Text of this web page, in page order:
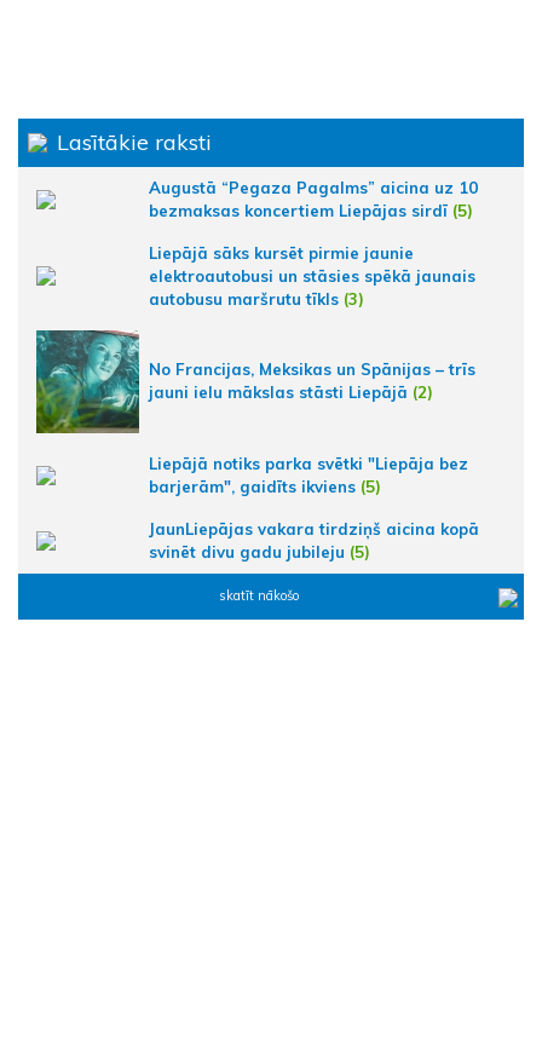
Lasītākie raksti
Augustā “Pegaza Pagalms” aicina uz 10
bezmaksas koncertiem Liepājas sirdī (5)
Liepājā sāks kursēt pirmie jaunie
elektroautobusi un stāsies spēkā jaunais
autobusu maršrutu tīkls (3)
No Francijas, Meksikas un Spānijas – trīs
jauni ielu mākslas stāsti Liepājā (2)
Liepājā notiks parka svētki "Liepāja bez
barjerām", gaidīts ikviens (5)
JaunLiepājas vakara tirdziņš aicina kopā
svinēt divu gadu jubileju (5)
skatīt nākošo